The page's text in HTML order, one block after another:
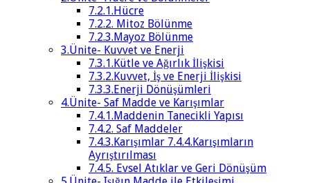
7.2.1.Hücre
7.2.2. Mitoz Bölünme
7.2.3.Mayoz Bölünme
3.Ünite- Kuvvet ve Enerji
7.3.1.Kütle ve Ağırlık İlişkisi
7.3.2.Kuvvet, İş ve Enerji İlişkisi
7.3.3.Enerji Dönüşümleri
4.Ünite- Saf Madde ve Karışımlar
7.4.1.Maddenin Tanecikli Yapısı
7.4.2. Saf Maddeler
7.4.3.Karışımlar 7.4.4.Karışımların
Ayrıştırılması
7.4.5. Evsel Atıklar ve Geri Dönüşüm